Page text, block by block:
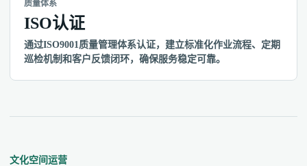
质量体系
ISO认证
通过ISO9001质量管理体系认证，建立标准化作业流程、定期
巡检机制和客户反馈闭环，确保服务稳定可靠。
文化空间运营